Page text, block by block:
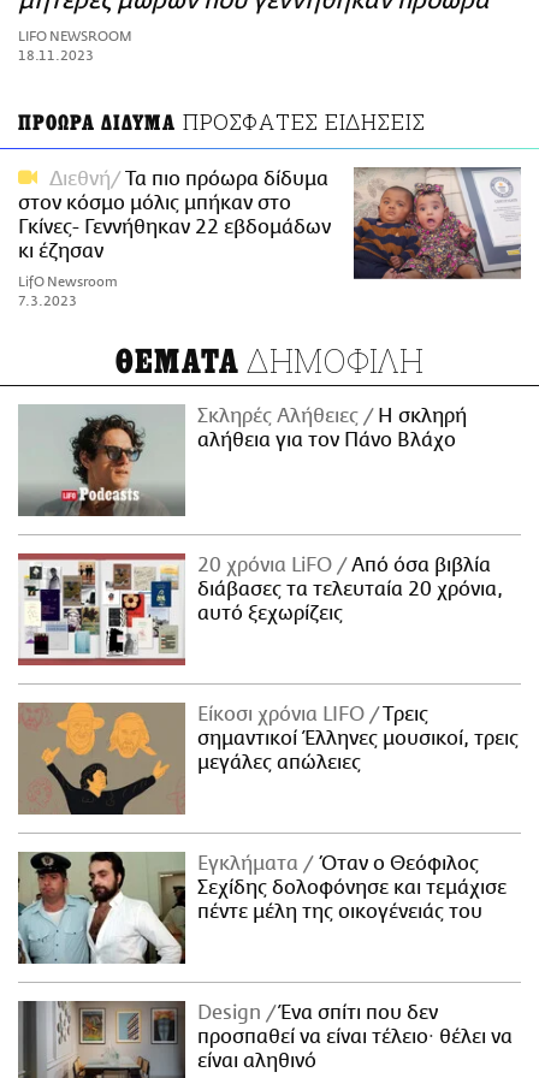
ΑΜΠΑ
PRINT
LIFO NEWSROOM
18.11.2023
ΠΡΟΩΡΑ ΔΙΔΥΜΑ ΠΡΟΣΦΑΤΕΣ ΕΙΔΗΣΕΙΣ
Διεθνή
Τα πιο πρόωρα δίδυμα
στον κόσμο μόλις μπήκαν στο
Γκίνες- Γεννήθηκαν 22 εβδομάδων
κι έζησαν
LifO Newsroom
7.3.2023
ΘΕΜΑΤΑ ΔΗΜΟΦΙΛΗ
Σκληρές Αλήθειες
H σκληρή
αλήθεια για τον Πάνο Βλάχο
20 χρόνια LiFO
Από όσα βιβλία
διάβασες τα τελευταία 20 χρόνια,
αυτό ξεχωρίζεις
Είκοσι χρόνια LIFO
Tρεις
σημαντικοί Έλληνες μουσικοί, τρεις
μεγάλες απώλειες
Εγκλήματα
Όταν ο Θεόφιλος
Σεχίδης δολοφόνησε και τεμάχισε
πέντε μέλη της οικογένειάς του
Design
Ένα σπίτι που δεν
προσπαθεί να είναι τέλειο· θέλει να
είναι αληθινό